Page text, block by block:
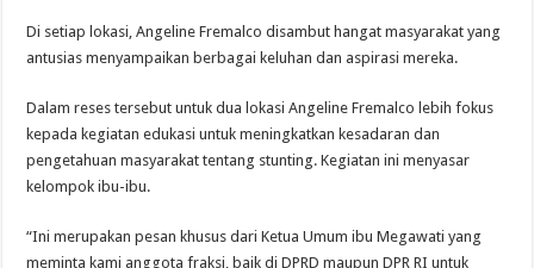
Di setiap lokasi, Angeline Fremalco disambut hangat masyarakat yang
antusias menyampaikan berbagai keluhan dan aspirasi mereka.
Dalam reses tersebut untuk dua lokasi Angeline Fremalco lebih fokus
kepada kegiatan edukasi untuk meningkatkan kesadaran dan
pengetahuan masyarakat tentang stunting. Kegiatan ini menyasar
kelompok ibu-ibu.
“Ini merupakan pesan khusus dari Ketua Umum ibu Megawati yang
meminta kami anggota fraksi, baik di DPRD maupun DPR RI untuk